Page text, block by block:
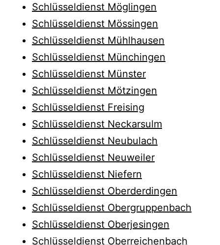
Schlüsseldienst Möglingen
Schlüsseldienst Mössingen
Schlüsseldienst Mühlhausen
Schlüsseldienst Münchingen
Schlüsseldienst Münster
Schlüsseldienst Mötzingen
Schlüsseldienst Freising
Schlüsseldienst Neckarsulm
Schlüsseldienst Neubulach
Schlüsseldienst Neuweiler
Schlüsseldienst Niefern
Schlüsseldienst Oberderdingen
Schlüsseldienst Obergruppenbach
Schlüsseldienst Oberjesingen
Schlüsseldienst Oberreichenbach